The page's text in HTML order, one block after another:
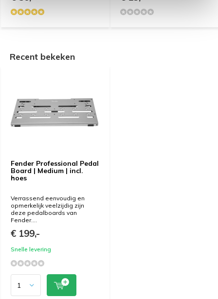
Recent bekeken
Fender Professional Pedal
Board | Medium | incl.
hoes
Verrassend eenvoudig en
opmerkelijk veelzijdig zijn
deze pedalboards van
Fender....
€ 199,-
Snelle levering